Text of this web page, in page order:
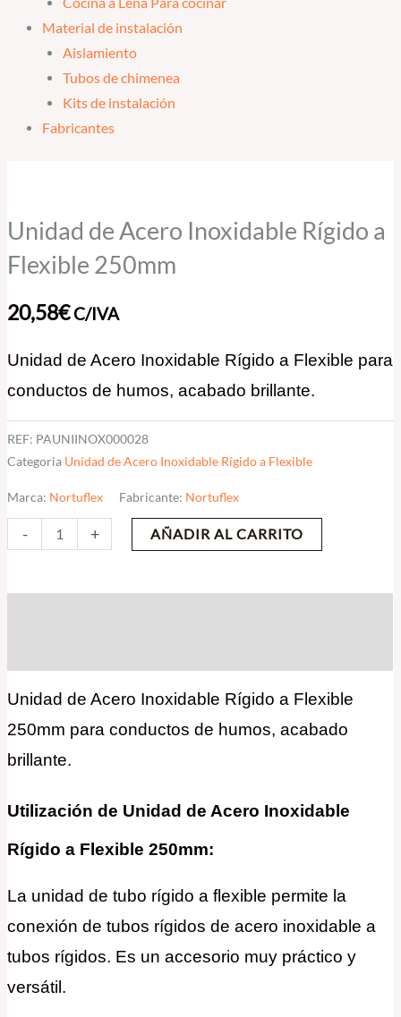
Material de instalación
Aislamiento
Tubos de chimenea
Kits de instalación
Fabricantes
Unidad de Acero Inoxidable Rígido a
Flexible 250mm
20,58€C/IVA
Unidad de Acero Inoxidable Rígido a Flexible para
conductos de humos, acabado brillante.
REF: PAUNIINOX000028
Categoria Unidad de Acero Inoxidable Rígido a Flexible
Marca: Nortuflex Fabricante: Nortuflex
-
Acero
Rígido
Flexible
+ AÑADIR AL CARRITO
Unidad de Acero Inoxidable Rígido a Flexible
250mm para conductos de humos, acabado
brillante.
Utilización de Unidad de Acero Inoxidable
Rígido a Flexible 250mm:
La unidad de tubo rígido a flexible permite la
conexión de tubos rígidos de acero inoxidable a
tubos rígidos. Es un accesorio muy práctico y
versátil.